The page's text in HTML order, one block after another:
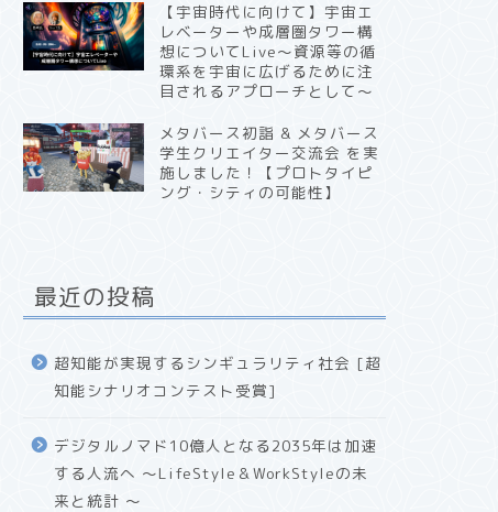
【宇宙時代に向けて】宇宙エ
レベーターや成層圏タワー構
想についてLive〜資源等の循
環系を宇宙に広げるために注
目されるアプローチとして〜
メタバース初詣 & メタバース
学生クリエイター交流会 を実
施しました！【プロトタイピ
ング・シティの可能性】
最近の投稿
超知能が実現するシンギュラリティ社会 [超
知能シナリオコンテスト受賞]
デジタルノマド10億人となる2035年は加速
する人流へ 〜LifeStyle＆WorkStyleの未
来と統計 〜